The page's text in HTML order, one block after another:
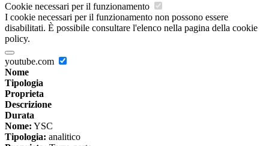
Cookie necessari per il funzionamento
I cookie necessari per il funzionamento non possono essere
disabilitati. È possibile consultare l'elenco nella pagina della cookie
policy.
youtube.com
Nome
Tipologia
Proprieta
Descrizione
Durata
Nome: YSC
Tipologia: analitico